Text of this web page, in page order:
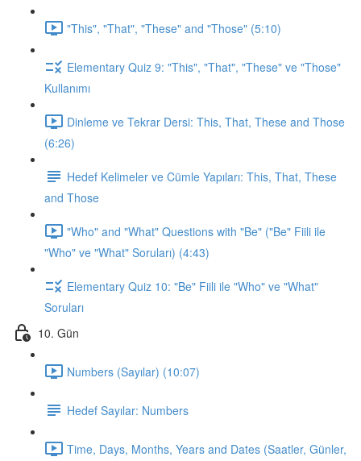
"This", "That", "These" and "Those" (5:10)
Elementary Quiz 9: "This", "That", "These" ve "Those"
Kullanımı
Dinleme ve Tekrar Dersi: This, That, These and Those
(6:26)
Hedef Kelimeler ve Cümle Yapıları: This, That, These
and Those
"Who" and "What" Questions with "Be" ("Be" Fiili ile
"Who" ve "What" Soruları) (4:43)
Elementary Quiz 10: "Be" Fiili ile "Who" ve "What"
Soruları
10. Gün
Numbers (Sayılar) (10:07)
Hedef Sayılar: Numbers
Time, Days, Months, Years and Dates (Saatler, Günler,